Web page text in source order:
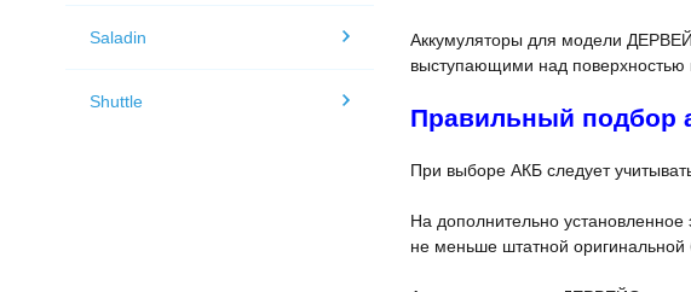
Аккумуляторы для модели
выступающими над
Правильный подбор
При выборе АКБ следует
На дополнительно установленное
не меньше штатной оригинальной
Saladin
Shuttle